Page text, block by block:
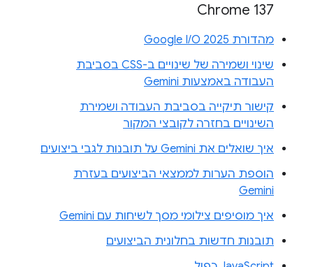
Chrome 137
מהדורת Google I/O 2025
שינוי ושמירה של שינויים ב-CSS בסביבת
העבודה באמצעות Gemini
קישור תיקייה בסביבת העבודה ושמירת
השינויים בחזרה לקובצי המקור
איך שואלים את Gemini על תובנות לגבי ביצועים
הוספת הערות לממצאי הביצועים בעזרת
Gemini
איך מוסיפים צילומי מסך לשיחות עם Gemini
תובנות חדשות בחלונית הביצועים